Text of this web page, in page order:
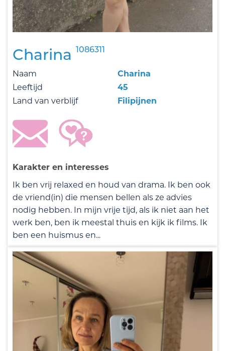
Charina 1086311
Naam
Charina
Leeftijd
45
Land van verblijf
Filipijnen
Karakter en interesses
Ik ben vrij relaxed en houd van drama. Ik ben ook
de vriend(in) die mensen bellen als ze advies
nodig hebben. In mijn vrije tijd, als ik niet aan het
werk ben, ben ik meestal thuis en kijk ik films. Ik
ben een huismus en...